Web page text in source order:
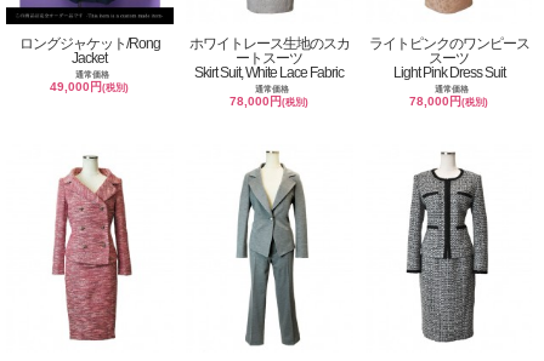
ロングジャケット/Rong
Jacket
通常価格
49,000円(税別)
ホワイトレース生地のスカ
ートスーツ
Skirt Suit, White Lace Fabric
通常価格
78,000円(税別)
ライトピンクのワンピース
スーツ
Light Pink Dress Suit
通常価格
78,000円(税別)